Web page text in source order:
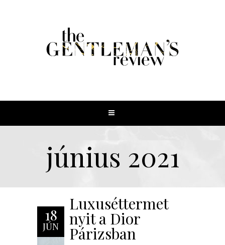
június 2021
18
JÚN
Luxuséttermet
nyit a Dior
Párizsban